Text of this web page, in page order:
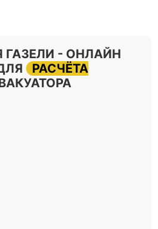
ГАЗЕЛИ - ОНЛАЙН
РАСЧЁТА